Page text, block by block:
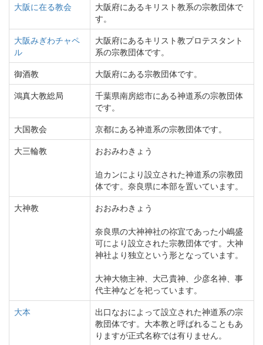
大阪に在る教会
大阪府にあるキリスト教系の宗教団体で
す。
大阪みぎわチャペ
ル
大阪府にあるキリスト教プロテスタント
系の宗教団体です。
御酒教
大阪府にある宗教団体です。
鴻真大教総局
千葉県南房総市にある神道系の宗教団体
です。
大国教会
京都にある神道系の宗教団体です。
大三輪教
おおみわきょう
迫カンにより設立された神道系の宗教団
体です。奈良県に本部を置いています。
大神教
おおみわきょう
奈良県の大神神社の祢宜であった小嶋盛
可により設立された宗教団体です。大神
神社より独立という形となっています。
大神大物主神、大己貴神、少彦名神、事
代主神などを祀っています。
大本
出口なおによって設立された神道系の宗
教団体です。大本教と呼ばれることもあ
りますが正式名称では有りません。